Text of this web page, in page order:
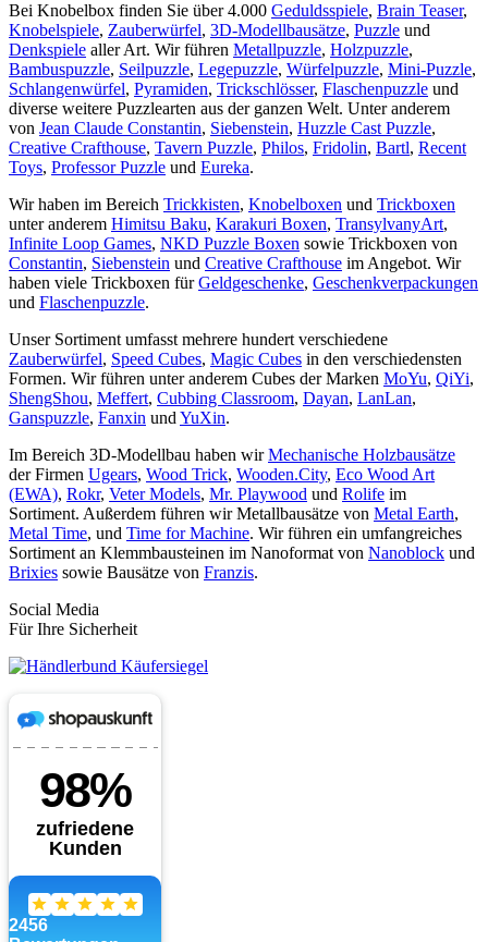
Bei Knobelbox finden Sie über 4.000 Geduldsspiele, Brain Teaser,
Knobelspiele, Zauberwürfel, 3D-Modellbausätze, Puzzle und
Denkspiele aller Art. Wir führen Metallpuzzle, Holzpuzzle,
Bambuspuzzle, Seilpuzzle, Legepuzzle, Würfelpuzzle, Mini-Puzzle,
Schlangenwürfel, Pyramiden, Trickschlösser, Flaschenpuzzle und
diverse weitere Puzzlearten aus der ganzen Welt. Unter anderem
von Jean Claude Constantin, Siebenstein, Huzzle Cast Puzzle,
Creative Crafthouse, Tavern Puzzle, Philos, Fridolin, Bartl, Recent
Toys, Professor Puzzle und Eureka.
Wir haben im Bereich Trickkisten, Knobelboxen und Trickboxen
unter anderem Himitsu Baku, Karakuri Boxen, TransylvanyArt,
Infinite Loop Games, NKD Puzzle Boxen sowie Trickboxen von
Constantin, Siebenstein und Creative Crafthouse im Angebot. Wir
haben viele Trickboxen fürGeldgeschenke, Geschenkverpackungen
und Flaschenpuzzle.
Unser Sortiment umfasst mehrere hundert verschiedene
Zauberwürfel, Speed Cubes, Magic Cubes in den verschiedensten
Formen. Wir führen unter anderem Cubes der Marken MoYu, QiYi,
ShengShou, Meffert, Cubbing Classroom, Dayan, LanLan,
Ganspuzzle, Fanxin und YuXin.
Im Bereich 3D-Modellbau haben wirMechanische Holzbausätze
der Firmen Ugears, Wood Trick, Wooden.City, Eco Wood Art
(EWA), Rokr, Veter Models, Mr. Playwood und Rolife im
Sortiment. Außerdem führen wir Metallbausätze von Metal Earth,
Metal Time, und Time for Machine. Wir führen ein umfangreiches
Sortiment an Klemmbausteinen im Nanoformat von Nanoblock und
Brixies sowie Bausätze von Franzis.
Social Media
Für Ihre Sicherheit